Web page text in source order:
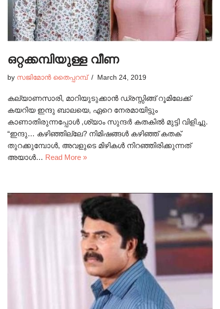
ഒറ്റക്കമ്പിയുള്ള വീണ
by സജിമോൻ തൈപ്പറമ്പ് March 24, 2019
കല്യാണസാരി, മാറിയുടുക്കാൻ ഡ്രസ്സിങ്ങ് റൂമിലേക്ക്
കയറിയ ഇന്ദു ബാലയെ, ഏറെ നേരമായിട്ടും
കാണാതിരുന്നപ്പോൾ ,ശ്യാം സുന്ദർ കതകിൽ മുട്ടി വിളിച്ചു.
“ഇന്ദു… കഴിഞ്ഞില്ലേ? നിമിഷങ്ങൾ കഴിഞ്ഞ് കതക്
തുറക്കുമ്പോൾ, അവളുടെ മിഴികൾ നിറഞ്ഞിരിക്കുന്നത്
അയാൾ… Read More »